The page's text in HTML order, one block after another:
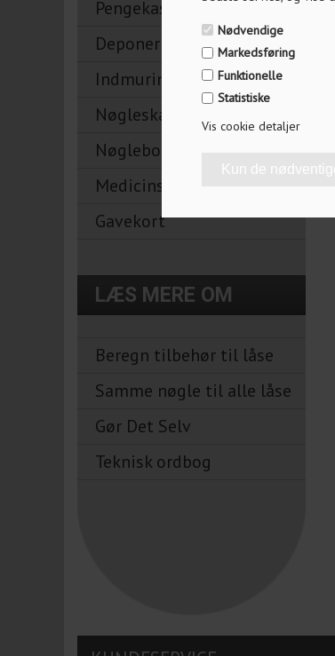
Nødvendige
Markedsføring
Funktionelle
Statistiske
Vis cookie detaljer
Pengekasser
Deponeringsskabe
Indmuringsbokse
Nøgleskabe
Nøglebokse
Medicinskabe
Gavekort
LÆS MERE OM
Beregn tilbehør til låse
Samme nøgle til alle låse
Gør Det Selv
Teknisk ordbog